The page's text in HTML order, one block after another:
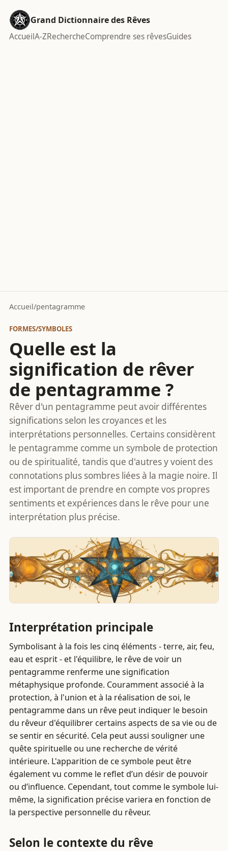
Grand Dictionnaire des Rêves
AccueilA-ZRechercheComprendre ses rêvesGuides
Accueil/pentagramme
FORMES/SYMBOLES
Quelle est la
signification de rêver
de pentagramme ?
Rêver d'un pentagramme peut avoir différentes
significations selon les croyances et les
interprétations personnelles. Certains considèrent
le pentagramme comme un symbole de protection
ou de spiritualité, tandis que d'autres y voient des
connotations plus sombres liées à la magie noire. Il
est important de prendre en compte vos propres
sentiments et expériences dans le rêve pour une
interprétation plus précise.
Interprétation principale
Symbolisant à la fois les cinq éléments - terre, air, feu,
eau et esprit - et l'équilibre, le rêve de voir un
pentagramme renferme une signification
métaphysique profonde. Couramment associé à la
protection, à l'union et à la réalisation de soi, le
pentagramme dans un rêve peut indiquer le besoin
du rêveur d'équilibrer certains aspects de sa vie ou de
se sentir en sécurité. Cela peut aussi souligner une
quête spirituelle ou une recherche de vérité
intérieure. L'apparition de ce symbole peut être
également vu comme le reflet d’un désir de pouvoir
ou d’influence. Cependant, tout comme le symbole lui-
même, la signification précise variera en fonction de
la perspective personnelle du rêveur.
Selon le contexte du rêve